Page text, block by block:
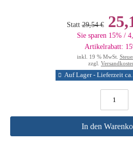
Statt 29,54 €
Sie sparen 15% /
Artikelrabatt:
inkl. 19 % MwSt.
zzgl.
Auf Lager - Lieferzeit
In den